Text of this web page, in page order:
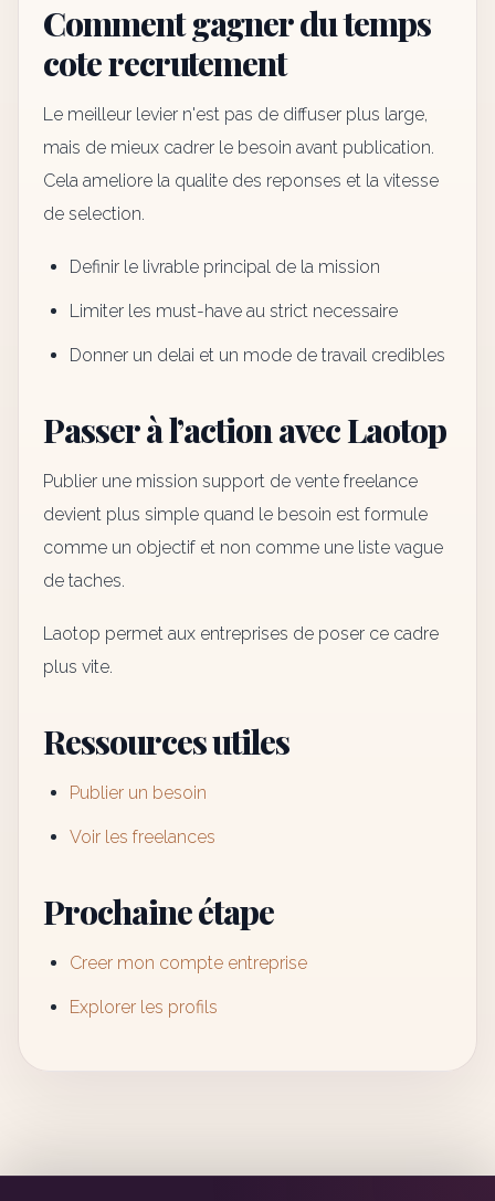
Comment gagner du temps
cote recrutement
Le meilleur levier n'est pas de diffuser plus large,
mais de mieux cadrer le besoin avant publication.
Cela ameliore la qualite des reponses et la vitesse
de selection.
Definir le livrable principal de la mission
Limiter les must-have au strict necessaire
Donner un delai et un mode de travail credibles
Passer à l’action avec Laotop
Publier une mission support de vente freelance
devient plus simple quand le besoin est formule
comme un objectif et non comme une liste vague
de taches.
Laotop permet aux entreprises de poser ce cadre
plus vite.
Ressources utiles
Publier un besoin
Voir les freelances
Prochaine étape
Creer mon compte entreprise
Explorer les profils